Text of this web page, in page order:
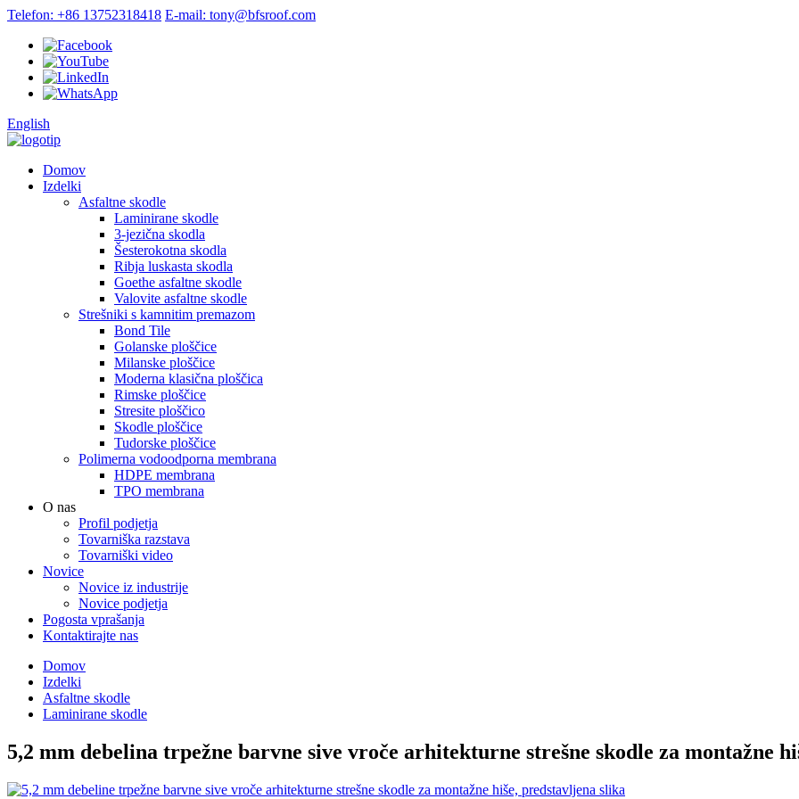
Telefon: +86 13752318418 E-mail: tony@bfsroof.com
English
Domov
Izdelki
Asfaltne skodle
Laminirane skodle
3-jezična skodla
Šesterokotna skodla
Ribja luskasta skodla
Goethe asfaltne skodle
Valovite asfaltne skodle
Strešniki s kamnitim premazom
Bond Tile
Golanske ploščice
Milanske ploščice
Moderna klasična ploščica
Rimske ploščice
Stresite ploščico
Skodle ploščice
Tudorske ploščice
Polimerna vodoodporna membrana
HDPE membrana
TPO membrana
O nas
Profil podjetja
Tovarniška razstava
Tovarniški video
Novice
Novice iz industrije
Novice podjetja
Pogosta vprašanja
Kontaktirajte nas
Domov
Izdelki
Asfaltne skodle
Laminirane skodle
5,2 mm debelina trpežne barvne sive vroče arhitekturne strešne skodle za montažne